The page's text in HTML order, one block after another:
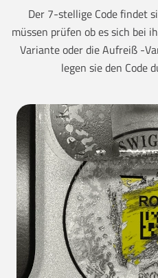
Der 7-stellige Code findet
müssen prüfen ob es sich bei
Variante oder die Aufreiß -
legen sie den Code